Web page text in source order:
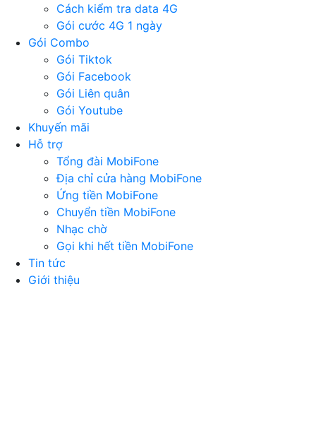
Cách kiểm tra data 4G
Gói cước 4G 1 ngày
Gói Combo
Gói Tiktok
Gói Facebook
Gói Liên quân
Gói Youtube
Khuyến mãi
Hỗ trợ
Tổng đài MobiFone
Địa chỉ cửa hàng MobiFone
Ứng tiền MobiFone
Chuyển tiền MobiFone
Nhạc chờ
Gọi khi hết tiền MobiFone
Tin tức
Giới thiệu